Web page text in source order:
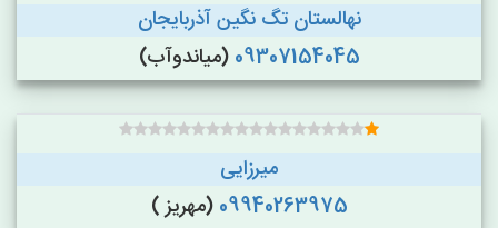
نهالستان تگ نگین آذربایجان
09307154045 (میاندوآب)
میرزایی
09940263975 (مهریز )